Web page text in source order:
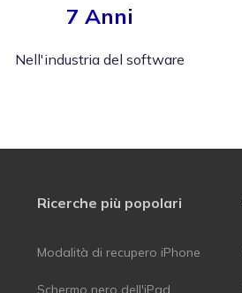
7 Anni
Nell'industria del software
Ricerche più popolari
Modalità di recupero iPhone
Schermo nero dell'iPad